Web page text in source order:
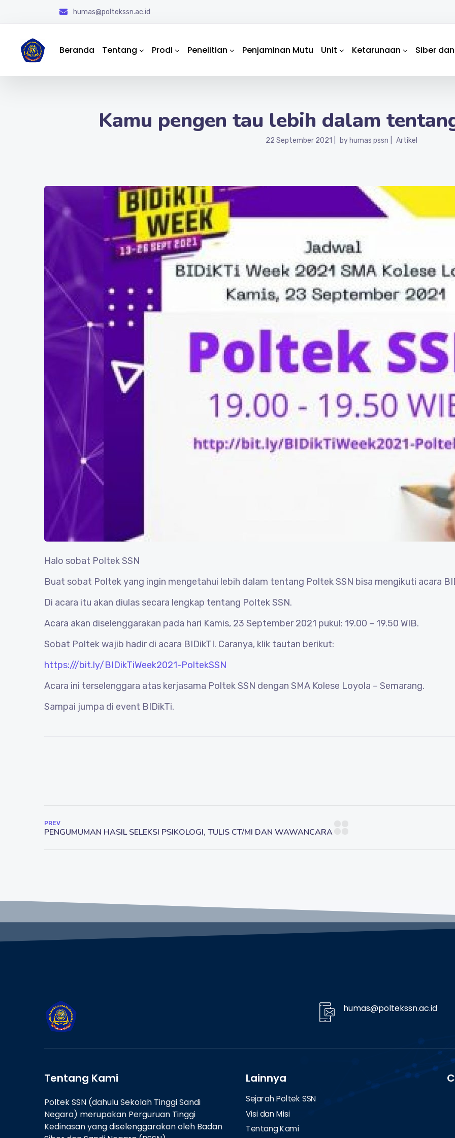
humas@poltekssn.ac.id
Beranda Tentang Prodi Penelitian Penjaminan Mutu Unit Ketarunaan Siber
Kamu pengen tau lebih dalam
22 September 2021 by humas pssn Artikel
Halo sobat Poltek SSN
Buat sobat Poltek yang ingin mengetahui lebih dalam tentang Poltek SSN bisa mengikuti acara
Di acara itu akan diulas secara lengkap tentang Poltek SSN.
Acara akan diselenggarakan pada hari Kamis, 23 September 2021 pukul: 19.00 – 19.50 WIB.
Sobat Poltek wajib hadir di acara BIDikTI. Caranya, klik tautan berikut:
https:///bit.ly/BIDikTiWeek2021-PoltekSSN
Acara ini terselenggara atas kerjasama Poltek SSN dengan SMA Kolese Loyola – Semarang.
Sampai jumpa di event BIDikTi.
PREV
humas@poltekssn.ac.id
Tentang Kami
Poltek SSN (dahulu Sekolah Tinggi Sandi
Negara) merupakan Perguruan Tinggi
Kedinasan yang diselenggarakan oleh Badan
Lainnya
Sejarah Poltek SSN
Visi dan Misi
Tentang Kami